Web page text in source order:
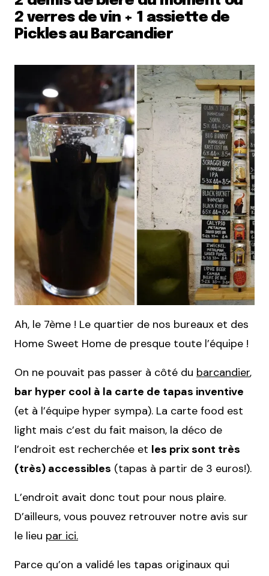
2 verres de vin + 1 assiette de
Pickles au Barcandier
Ah, le 7ème ! Le quartier de nos bureaux et des
Home Sweet Home de presque toute l’équipe !
On ne pouvait pas passer à côté du barcandier,
bar hyper cool à la carte de tapas inventive
(et à l’équipe hyper sympa). La carte food est
light mais c’est du fait maison, la déco de
l’endroit est recherchée et les prix sont très
(très) accessibles (tapas à partir de 3 euros!).
L’endroit avait donc tout pour nous plaire.
D’ailleurs, vous pouvez retrouver notre avis sur
le lieu par ici.
Parce qu’on a validé les tapas originaux qui